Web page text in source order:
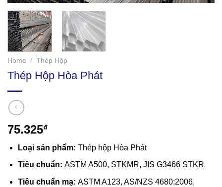
Home / Thép Hộp
Thép Hộp Hòa Phát
75.325₫
Loại sản phẩm: Thép hộp Hòa Phát
Tiêu chuẩn: ASTM A500, STKMR, JIS G3466 STKR
Tiêu chuẩn mạ: ASTM A123, AS/NZS 4680:2006,